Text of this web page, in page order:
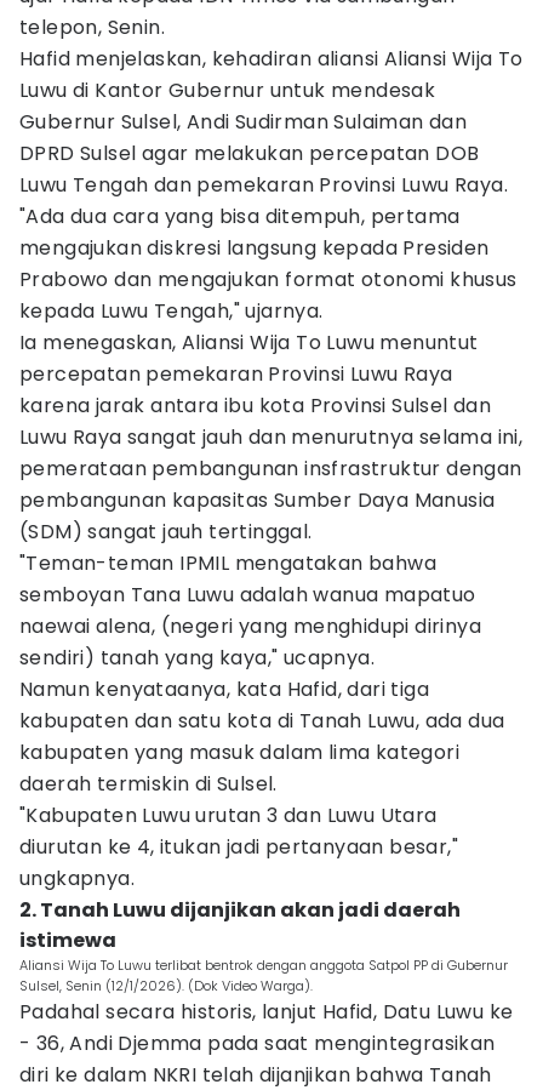
telepon, Senin.
Hafid menjelaskan, kehadiran aliansi Aliansi Wija To
Luwu di Kantor Gubernur untuk mendesak
Gubernur Sulsel, Andi Sudirman Sulaiman dan
DPRD Sulsel agar melakukan percepatan DOB
Luwu Tengah dan pemekaran Provinsi Luwu Raya.
"Ada dua cara yang bisa ditempuh, pertama
mengajukan diskresi langsung kepada Presiden
Prabowo dan mengajukan format otonomi khusus
kepada Luwu Tengah," ujarnya.
Ia menegaskan, Aliansi Wija To Luwu menuntut
percepatan pemekaran Provinsi Luwu Raya
karena jarak antara ibu kota Provinsi Sulsel dan
Luwu Raya sangat jauh dan menurutnya selama ini,
pemerataan pembangunan insfrastruktur dengan
pembangunan kapasitas Sumber Daya Manusia
(SDM) sangat jauh tertinggal.
"Teman-teman IPMIL mengatakan bahwa
semboyan Tana Luwu adalah wanua mapatuo
naewai alena, (negeri yang menghidupi dirinya
sendiri) tanah yang kaya," ucapnya.
Namun kenyataanya, kata Hafid, dari tiga
kabupaten dan satu kota di Tanah Luwu, ada dua
kabupaten yang masuk dalam lima kategori
daerah termiskin di Sulsel.
"Kabupaten Luwu urutan 3 dan Luwu Utara
diurutan ke 4, itukan jadi pertanyaan besar,"
ungkapnya.
2. Tanah Luwu dijanjikan akan jadi daerah
istimewa
Aliansi Wija To Luwu terlibat bentrok dengan anggota Satpol PP di Gubernur
Sulsel, Senin (12/1/2026). (Dok Video Warga).
Padahal secara historis, lanjut Hafid, Datu Luwu ke
- 36, Andi Djemma pada saat mengintegrasikan
diri ke dalam NKRI telah dijanjikan bahwa Tanah